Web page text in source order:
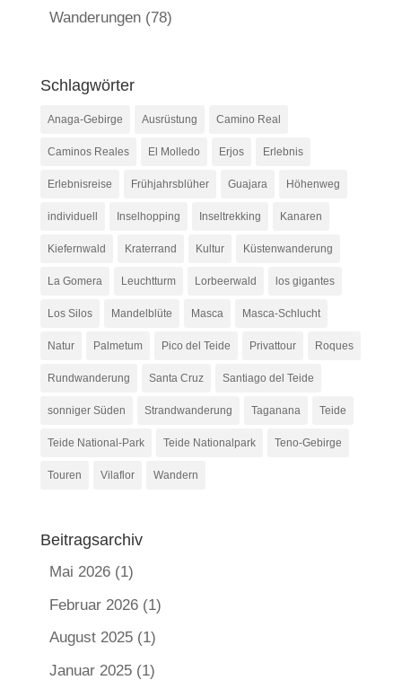
Wanderungen(78)
Schlagwörter
Anaga-Gebirge Ausrüstung Camino Real
Caminos Reales El Molledo Erjos Erlebnis
Erlebnisreise Frühjahrsblüher Guajara Höhenweg
individuell Inselhopping Inseltrekking Kanaren
Kiefernwald Kraterrand Kultur Küstenwanderung
La Gomera Leuchtturm Lorbeerwald los gigantes
Los Silos Mandelblüte Masca Masca-Schlucht
Natur Palmetum Pico del Teide Privattour Roques
Rundwanderung Santa Cruz Santiago del Teide
sonniger Süden Strandwanderung Taganana Teide
Teide National-Park Teide Nationalpark Teno-Gebirge
Touren Vilaflor Wandern
Beitragsarchiv
Mai 2026(1)
Februar 2026(1)
August 2025(1)
Januar 2025(1)